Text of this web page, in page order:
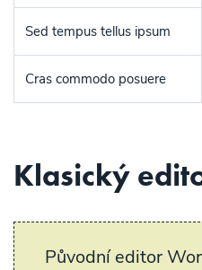
Sed tempus tellus ipsum
Cras commodo posuere
Klasický
Původní editor